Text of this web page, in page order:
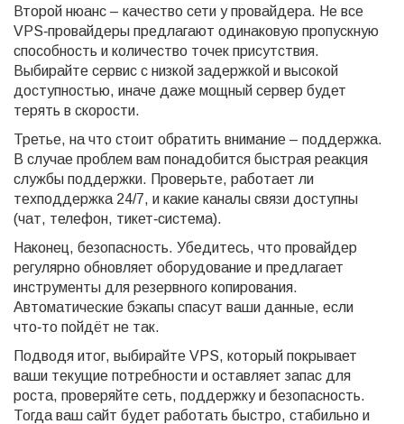
Второй нюанс – качество сети у провайдера. Не все
VPS‑провайдеры предлагают одинаковую пропускную
способность и количество точек присутствия.
Выбирайте сервис с низкой задержкой и высокой
доступностью, иначе даже мощный сервер будет
терять в скорости.
Третье, на что стоит обратить внимание – поддержка.
В случае проблем вам понадобится быстрая реакция
службы поддержки. Проверьте, работает ли
техподдержка 24/7, и какие каналы связи доступны
(чат, телефон, тикет‑система).
Наконец, безопасность. Убедитесь, что провайдер
регулярно обновляет оборудование и предлагает
инструменты для резервного копирования.
Автоматические бэкапы спасут ваши данные, если
что‑то пойдёт не так.
Подводя итог, выбирайте VPS, который покрывает
ваши текущие потребности и оставляет запас для
роста, проверяйте сеть, поддержку и безопасность.
Тогда ваш сайт будет работать быстро, стабильно и